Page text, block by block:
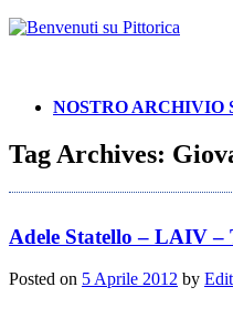
NOSTRO ARCHIVIO
Tag Archives:
Adele Statello – LAIV –
Posted on 5 Aprile 2012 by